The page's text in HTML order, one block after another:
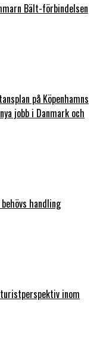
Bält-förbindelsen
på Köpenhamns
jobb i Danmark och
handling
inom